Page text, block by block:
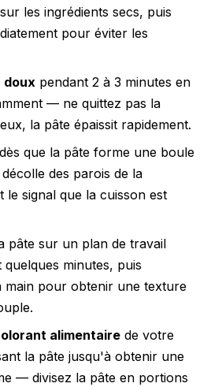
les ingrédients secs, puis
pour éviter les
doux pendant 2 à 3 minutes en
— ne quittez pas la
la pâte épaissit rapidement.
dès que la pâte forme une boule
des parois de la
le signal que la cuisson est
pâte sur un plan de travail
minutes, puis
main pour obtenir une texture
alimentaire de votre
la pâte jusqu'à obtenir une
— divisez la pâte en portions